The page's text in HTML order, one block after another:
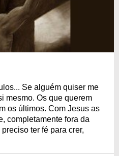
Se alguém quiser me
mesmo. Os que querem
os últimos. Com Jesus as
completamente fora da
ter fé para crer,